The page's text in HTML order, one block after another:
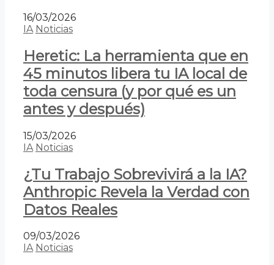
16/03/2026
IA Noticias
Heretic: La herramienta que en
45 minutos libera tu IA local de
toda censura (y por qué es un
antes y después)
15/03/2026
IA Noticias
¿Tu Trabajo Sobrevivirá a la IA?
Anthropic Revela la Verdad con
Datos Reales
09/03/2026
IA Noticias